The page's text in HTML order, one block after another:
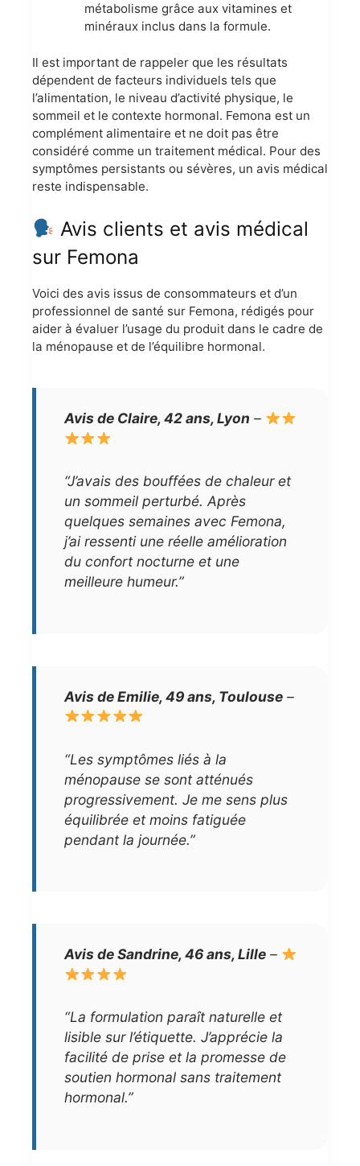
métabolisme grâce aux vitamines et
minéraux inclus dans la formule.
Il est important de rappeler que les résultats
dépendent de facteurs individuels tels que
l’alimentation, le niveau d’activité physique, le
sommeil et le contexte hormonal. Femona est un
complément alimentaire et ne doit pas être
considéré comme un traitement médical. Pour des
symptômes persistants ou sévères, un avis médical
reste indispensable.
Avis clients et avis médical
sur Femona
Voici des avis issus de consommateurs et d’un
professionnel de santé sur Femona, rédigés pour
aider à évaluer l’usage du produit dans le cadre de
la ménopause et de l’équilibre hormonal.
Avis de Claire, 42 ans, Lyon –
“J’avais des bouffées de chaleur et
un sommeil perturbé. Après
quelques semaines avec Femona,
j’ai ressenti une réelle amélioration
du confort nocturne et une
meilleure humeur.”
Avis de Emilie, 49 ans, Toulouse –
“Les symptômes liés à la
ménopause se sont atténués
progressivement. Je me sens plus
équilibrée et moins fatiguée
pendant la journée.”
Avis de Sandrine, 46 ans, Lille –
“La formulation paraît naturelle et
lisible sur l’étiquette. J’apprécie la
facilité de prise et la promesse de
soutien hormonal sans traitement
hormonal.”